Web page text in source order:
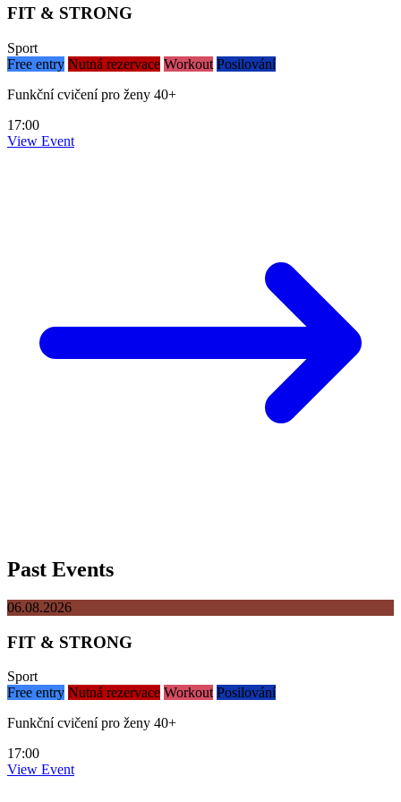
FIT & STRONG
Sport
Free entry Nutná rezervace Workout Posilování
Funkční cvičení pro ženy 40+
17:00
View Event
Past Events
06.08.2026
FIT & STRONG
Sport
Free entry Nutná rezervace Workout Posilování
Funkční cvičení pro ženy 40+
17:00
View Event